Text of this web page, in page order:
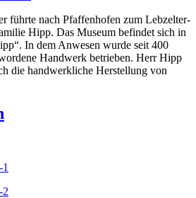
führte nach Pfaffenhofen zum Lebzelter-
Hipp. Das Museum befindet sich in
In dem Anwesen wurde seit 400
Handwerk betrieben. Herr Hipp
die handwerkliche Herstellung von